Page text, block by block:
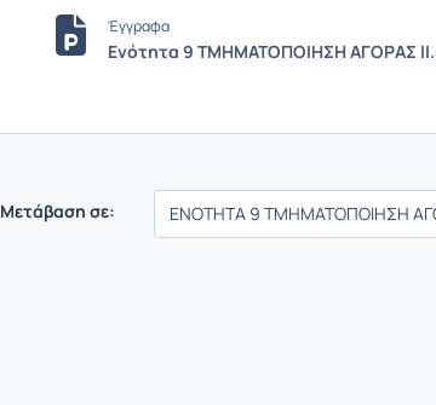
Έγγραφα
Ενότητα 9 ΤΜΗΜΑΤΟΠΟΙΗΣΗ ΑΓΟΡΑΣ
Μετάβαση σε: